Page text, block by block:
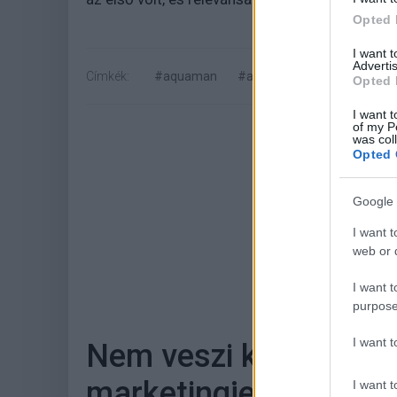
Opted
I want
Opted
I want
of my
was
Opted
Google
I want
web or
I want
I want
I want
Címkék: #aquaman #amber heard
Nem veszi kezdetét